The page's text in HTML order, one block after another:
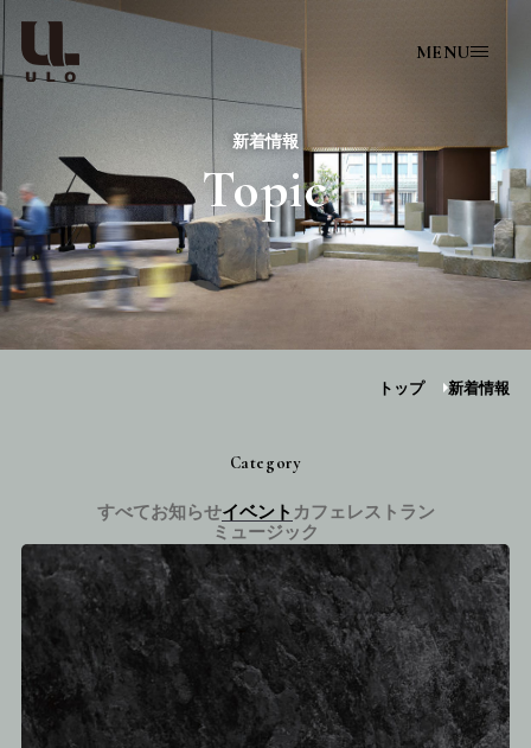
MENU
新着情報
Topic
トップ 新着情報
Category
すべてお知らせイベント カフェ レストラン
ミュージック